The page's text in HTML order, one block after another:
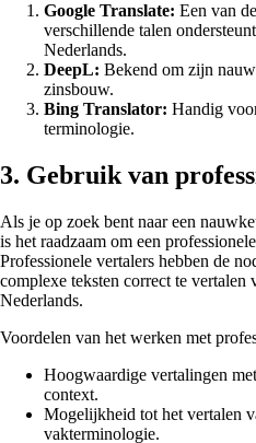
Google Translate: Een van
verschillende talen
Nederlands.
DeepL: Bekend om zijn
zinsbouw.
Bing Translator: Handig
terminologie.
3. Gebruik van
Als je op zoek bent naar een
is het raadzaam om een
Professionele vertalers hebben de
complexe teksten correct te vertalen
Nederlands.
Voordelen van het werken met
Hoogwaardige vertalingen
context.
Mogelijkheid tot het vertalen
vakterminologie.